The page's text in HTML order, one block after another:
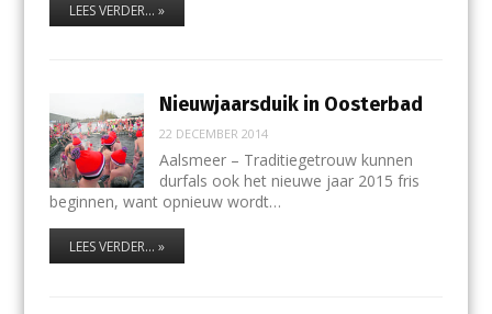
LEES VERDER... »
Nieuwjaarsduik in Oosterbad
22 DECEMBER 2014
Aalsmeer – Traditiegetrouw kunnen
durfals ook het nieuwe jaar 2015 fris
beginnen, want opnieuw wordt…
LEES VERDER... »